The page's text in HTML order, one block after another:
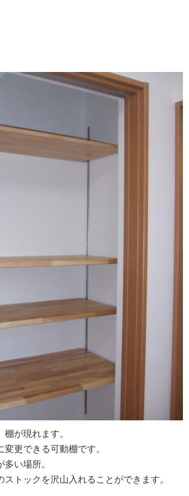
が現れます。
更できる可動棚です。
い場所。
ストックを沢山入れることができます。